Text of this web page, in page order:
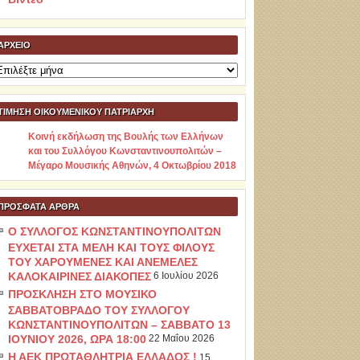
ΟΙΚΟΥΜΕΝΙΚΟΥ ΠΑΤΡΙΑΡΧΗ
Κοινή εκδήλωση της Βουλής των Ελλήνων
και του Συλλόγου Κωνσταντινουπολιτών –
Μέγαρο Μουσικής Αθηνών, 4 Οκτωβρίου 2018
ΆΡΘΡΑ
Ο ΣΥΛΛΟΓΟΣ ΚΩΝΣΤΑΝΤΙΝΟΥΠΟΛΙΤΩΝ
ΕΥΧΕΤΑΙ ΣΤΑ ΜΕΛΗ ΚΑΙ ΤΟΥΣ ΦΙΛΟΥΣ
ΤΟΥ ΧΑΡΟΥΜΕΝΕΣ ΚΑΙ ΑΝΕΜΕΛΕΣ
ΚΑΛΟΚΑΙΡΙΝΕΣ ΔΙΑΚΟΠΕΣ 6 Ιουλίου 2026
ΠΡΟΣΚΛΗΣΗ ΣΤΟ ΜΟΥΣΙΚΟ
ΣΑΒΒΑΤΟΒΡΑΔΟ ΤΟΥ ΣΥΛΛΟΓΟΥ
ΚΩΝΣΤΑΝΤΙΝΟΥΠΟΛΙΤΩΝ – ΣΑΒΒΑΤΟ 13
ΙΟΥΝΙΟΥ 2026, ΩΡΑ 18:00 22 Μαΐου 2026
Η ΑΕΚ ΠΡΩΤΑΘΛΗΤΡΙΑ ΕΛΛΑΔΟΣ !